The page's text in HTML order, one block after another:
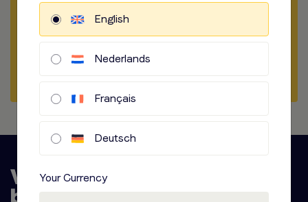
Audio opties
​​​
English
Nederlands
Français
Deutsch
Your Currency